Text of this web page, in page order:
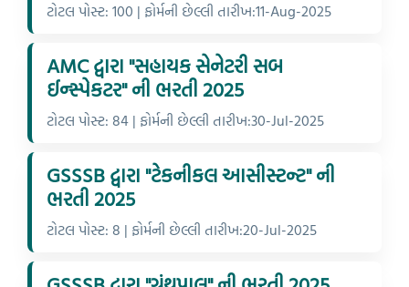
ટોટલ પોસ્ટ: 100 | ફોર્મની છેલ્લી તારીખ:11-Aug-2025
AMC દ્વારા "સહાયક સેનેટરી સબ
ઈન્સ્પેકટર" ની ભરતી 2025
ટોટલ પોસ્ટ: 84 | ફોર્મની છેલ્લી તારીખ:30-Jul-2025
GSSSB દ્વારા "ટેકનીકલ આસીસ્ટન્ટ" ની
ભરતી 2025
ટોટલ પોસ્ટ: 8 | ફોર્મની છેલ્લી તારીખ:20-Jul-2025